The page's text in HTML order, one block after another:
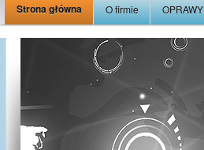
Strona główna O firmie OPRAWY